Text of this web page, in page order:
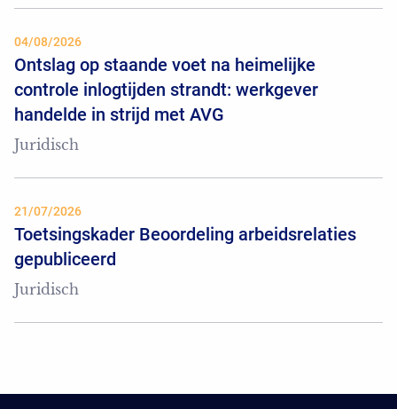
04/08/2026
Ontslag op staande voet na heimelijke
controle inlogtijden strandt: werkgever
handelde in strijd met AVG
Juridisch
21/07/2026
Toetsingskader Beoordeling arbeidsrelaties
gepubliceerd
Juridisch